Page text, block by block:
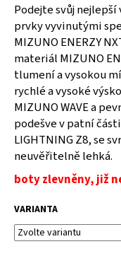
Podejte svůj
prvky vyvinutými
MIZUNO ENERZY
materiál MIZUNO
tlumení a vysokou
rychlé a vysoké
MIZUNO WAVE a
podešve v patní
LIGHTNING Z8, se
neuvěřitelně lehká.
boty zlevněny, již
VARIANTA
D
o
p
o
r
u
č
u
j
e
e